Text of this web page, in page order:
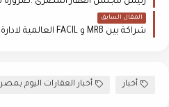
المقال السابق
أخبار أخبار العقارات اليوم بمصر